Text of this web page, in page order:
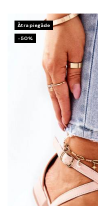
Ātra piegāde
-50%